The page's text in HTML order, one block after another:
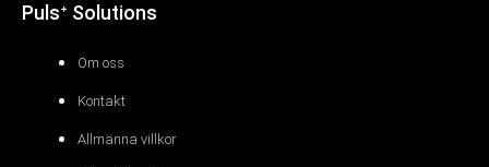
Pulsᐩ Solutions
Om oss
Kontakt
Allmänna villkor